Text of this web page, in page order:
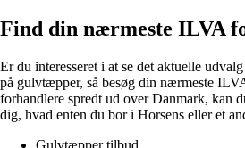
Find din nærmeste ILVA
Er du interesseret i at se det aktuelle
på gulvtæpper, så besøg din nærmeste
forhandlere spredt ud over Danmark, kan
dig, hvad enten du bor i Horsens eller et